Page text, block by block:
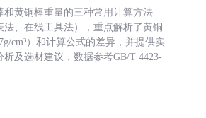
和黄铜棒重量的三种常用计算方法
法、在线工具法），重点解析了黄铜
cm³）和计算公式的差异，并提供实
析及选材建议，数据参考GB/T 4423-